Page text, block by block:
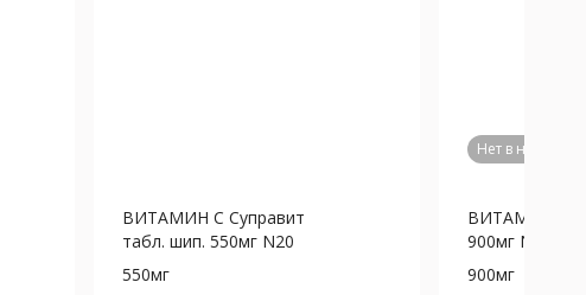
ВИТАМИН С Суправит
табл. шип. 550мг N20
550мг
Нет в наличии
ВИТАМИН С
900мг N20
900мг